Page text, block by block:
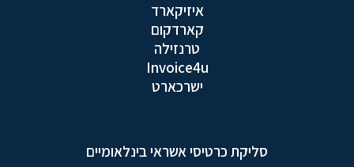
איזיקארד
קארדקום
טרנזילה
Invoice4u
ישרכארט
סליקת כרטיסי אשראי בינלאומיים